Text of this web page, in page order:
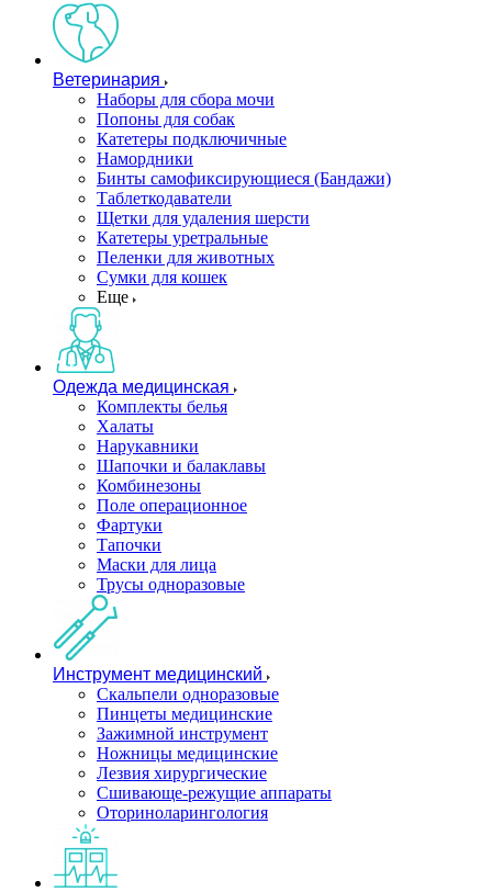
Ветеринария
Наборы для сбора мочи
Попоны для собак
Катетеры подключичные
Намордники
Бинты самофиксирующиеся (Бандажи)
Таблеткодаватели
Щетки для удаления шерсти
Катетеры уретральные
Пеленки для животных
Сумки для кошек
Еще
Одежда медицинская
Комплекты белья
Халаты
Нарукавники
Шапочки и балаклавы
Комбинезоны
Поле операционное
Фартуки
Тапочки
Маски для лица
Трусы одноразовые
Инструмент медицинский
Скальпели одноразовые
Пинцеты медицинские
Зажимной инструмент
Ножницы медицинские
Лезвия хирургические
Сшивающе-режущие аппараты
Оториноларингология